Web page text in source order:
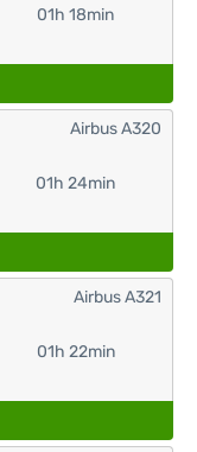
01h 18min
01h 24min
Airbus A320
01h 22min
Airbus A321